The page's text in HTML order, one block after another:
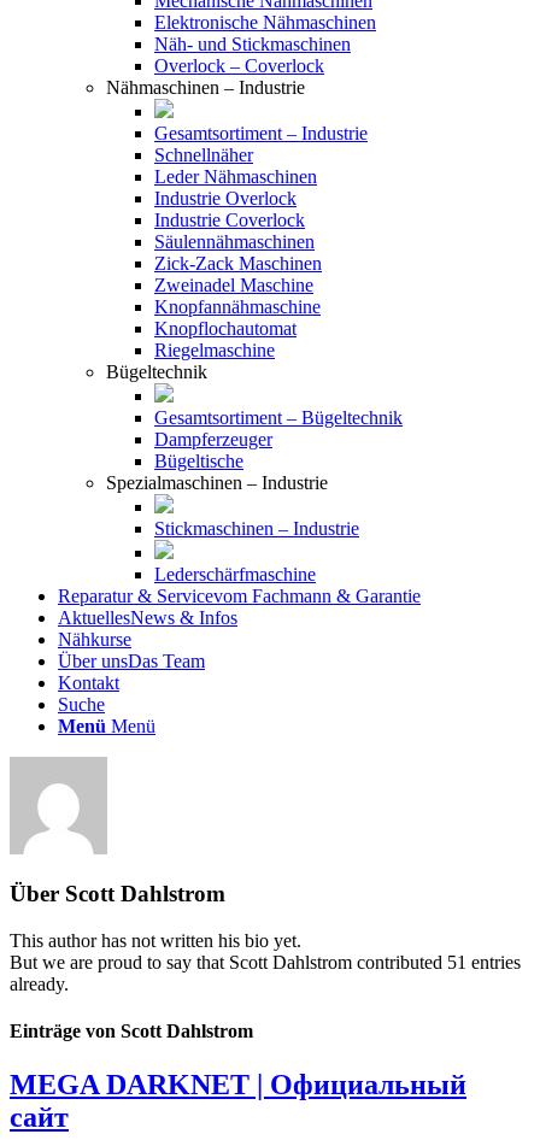
Elektronische Nähmaschinen
Näh- und Stickmaschinen
Overlock – Coverlock
Nähmaschinen – Industrie
Gesamtsortiment – Industrie
Schnellnäher
Leder Nähmaschinen
Industrie Overlock
Industrie Coverlock
Säulennähmaschinen
Zick-Zack Maschinen
Zweinadel Maschine
Knopfannähmaschine
Knopflochautomat
Riegelmaschine
Bügeltechnik
Gesamtsortiment – Bügeltechnik
Dampferzeuger
Bügeltische
Spezialmaschinen – Industrie
Stickmaschinen – Industrie
Lederschärfmaschine
Reparatur & Servicevom Fachmann & Garantie
AktuellesNews & Infos
Nähkurse
Über unsDas Team
Kontakt
Suche
Menü Menü
Über Scott Dahlstrom
This author has not written his bio yet.
But we are proud to say that Scott Dahlstrom contributed 51 entries
already.
Einträge von Scott Dahlstrom
MEGA DARKNET | Официальный
сайт